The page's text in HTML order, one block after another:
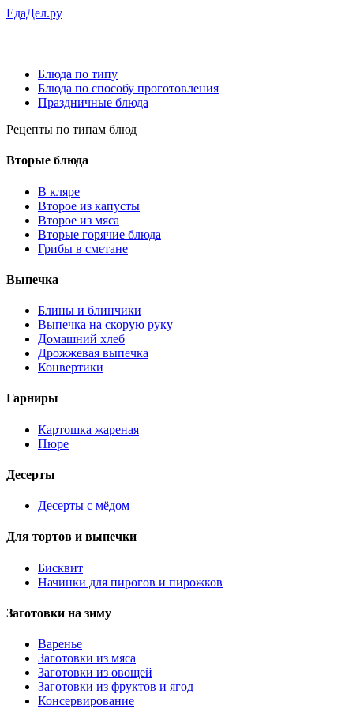
ЕдаДел.ру
Блюда по типу
Блюда по способу проготовления
Праздничные блюда
Рецепты по типам блюд
Вторые блюда
В кляре
Второе из капусты
Второе из мяса
Вторые горячие блюда
Грибы в сметане
Выпечка
Блины и блинчики
Выпечка на скорую руку
Домашний хлеб
Дрожжевая выпечка
Конвертики
Гарниры
Картошка жареная
Пюре
Десерты
Десерты с мёдом
Для тортов и выпечки
Бисквит
Начинки для пирогов и пирожков
Заготовки на зиму
Варенье
Заготовки из мяса
Заготовки из овощей
Заготовки из фруктов и ягод
Консервирование